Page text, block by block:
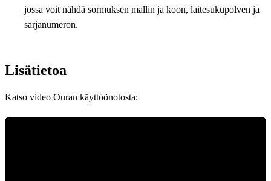
jossa voit nähdä sormuksen mallin ja koon, laitesukupolven ja
sarjanumeron.
Lisätietoa
Katso video Ouran käyttöönotosta: